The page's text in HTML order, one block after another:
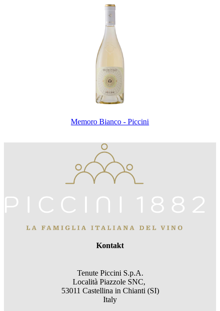
Memoro Bianco - Piccini
Kontakt
Tenute Piccini S.p.A.
Località Piazzole SNC,
53011 Castellina in Chianti (SI)
Italy